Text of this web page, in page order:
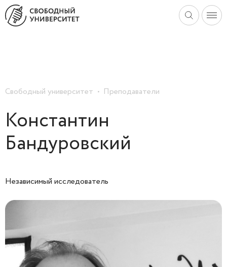
Свободный университет Преподаватели
Константин
Бандуровский
Независимый исследователь